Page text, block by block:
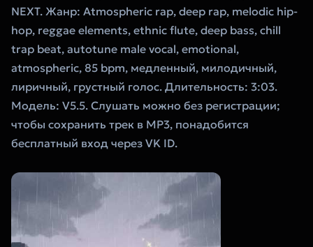
NEXT. Жанр: Atmospheric rap, deep rap, melodic hip-
hop, reggae elements, ethnic flute, deep bass, chill
trap beat, autotune male vocal, emotional,
atmospheric, 85 bpm, медленный, милодичный,
лиричный, грустный голос. Длительность: 3:03.
Модель: V5.5. Слушать можно без регистрации;
чтобы сохранить трек в MP3, понадобится
бесплатный вход через VK ID.